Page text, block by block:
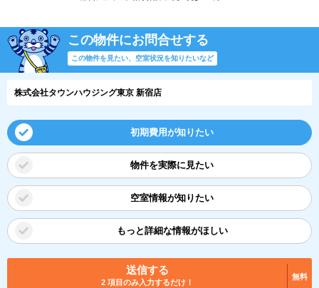
この物件にお問合せする
この物件を見たい、空室状況を知りたいなど
株式会社タウンハウジング東京 新宿店
初期費用が知りたい
物件を実際に見たい
空室情報が知りたい
もっと詳細な情報がほしい
送信する
2 項目のみ入力するだけ！
無料